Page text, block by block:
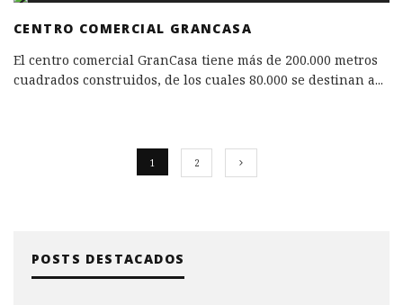
CENTRO COMERCIAL GRANCASA
El centro comercial GranCasa tiene más de 200.000 metros
cuadrados construidos, de los cuales 80.000 se destinan a...
1 2
POSTS DESTACADOS